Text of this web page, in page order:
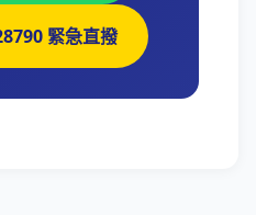
緊急直撥